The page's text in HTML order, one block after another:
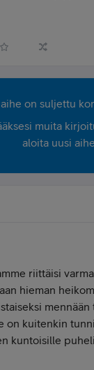
aihe on suljettu
muita
aloita uusi
riittäisi
hieman
mennään
on kuitenkin
kuntoisille